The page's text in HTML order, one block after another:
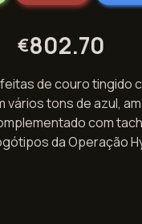
€802.70
de couro tingido
vários tons de azul,
com
da Operação